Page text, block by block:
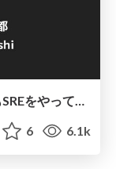
これからSREになる人と、これからもSREをやっていく人へ
6 6.1k